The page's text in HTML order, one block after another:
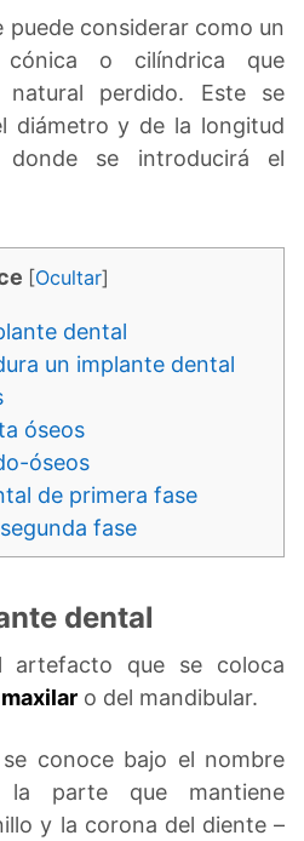
puede considerar como un
o cilíndrica que
perdido. Este se
diámetro y de la longitud
se introducirá el
[Ocultar]
dental
un implante dental
óseos
óseos
de primera fase
fase
dental
artefacto que se coloca
o del mandibular.
conoce bajo el nombre
parte que mantiene
y la corona del diente –